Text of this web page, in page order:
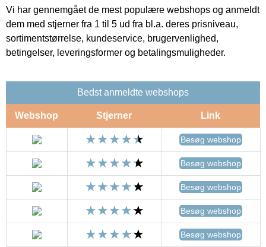
Vi har gennemgået de mest populære webshops og anmeldt
dem med stjerner fra 1 til 5 ud fra bl.a. deres prisniveau,
sortimentstørrelse, kundeservice, brugervenlighed,
betingelser, leveringsformer og betalingsmuligheder.
Bedst anmeldte webshops
Webshop Stjerner Link
Besøg webshop
Besøg webshop
Besøg webshop
Besøg webshop
Besøg webshop